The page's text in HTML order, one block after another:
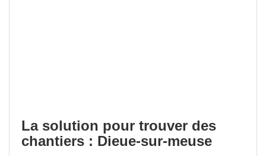
La solution pour trouver des
chantiers : Dieue-sur-meuse